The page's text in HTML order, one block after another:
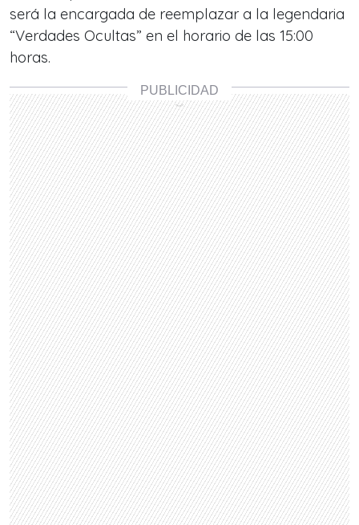
será la encargada de reemplazar a la legendaria
“Verdades Ocultas” en el horario de las 15:00
horas.